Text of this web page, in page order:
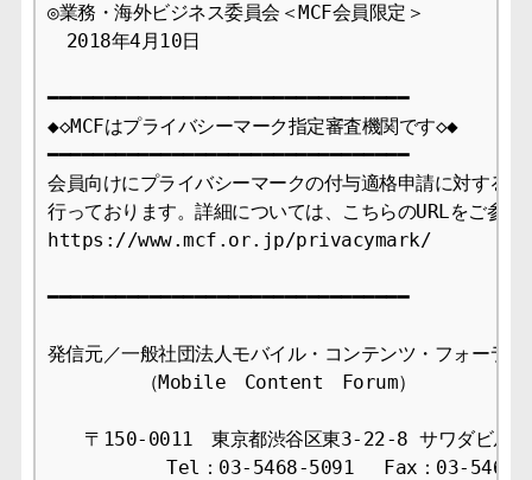
◎業務・海外ビジネス委員会＜MCF会員限定＞
2018年4月10日
━━━━━━━━━━━━━━━━━━━━━━━━━━━━━━━━
◆◇MCFはプライバシーマーク指定審査機関です◇◆
━━━━━━━━━━━━━━━━━━━━━━━━━━━━━━━━
会員向けにプライバシーマークの付与適格申請に対する審
行っております。詳細については、こちらのURLをご参照
https://www.mcf.or.jp/privacymark/
━━━━━━━━━━━━━━━━━━━━━━━━━━━━━━━━
発信元／一般社団法人モバイル・コンテンツ・フォーラム
（Mobile　Content　Forum）
〒150-0011　東京都渋谷区東3-22-8 サワダビル
Tel：03-5468-5091　 Fax：03-5468-